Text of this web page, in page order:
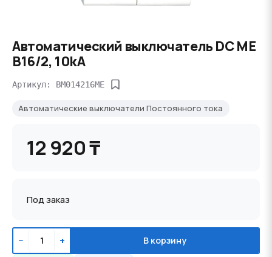
Автоматический выключатель DC ME
B16/2, 10kA
Артикул: BM014216ME
Автоматические выключатели Постоянного тока
12 920 ₸
Под заказ
− + В корзину